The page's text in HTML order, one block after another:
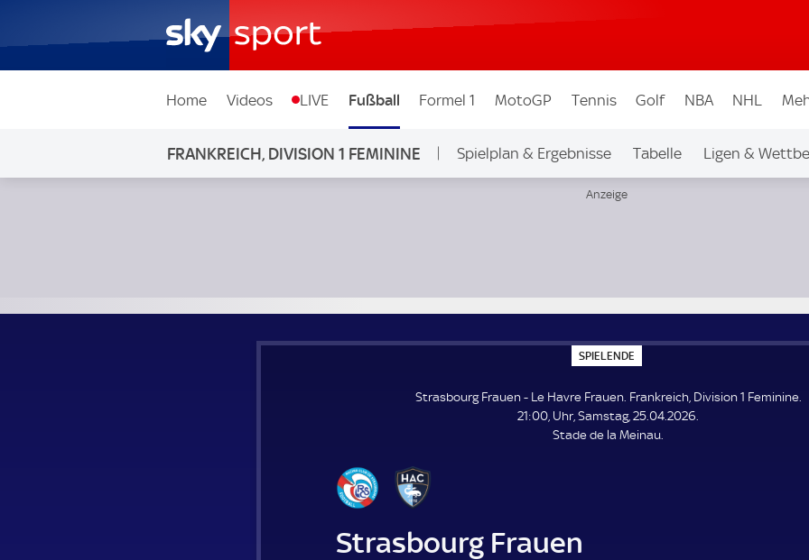
Home Videos LIVE Fußball Formel 1 MotoGP Tennis Golf NBA NHL
FRANKREICH, DIVISION 1 FEMININE Spielplan & Ergebnisse Tabelle Ligen &
SPIELENDE
P
E
L
E
N
Strasbourg Frauen - Le Havre Frauen. Frankreich, Division 1 Feminine.
21:00, Uhr, Samstag, 25.04.2026.
Stade de la Meinau.
Strasbourg Frauen